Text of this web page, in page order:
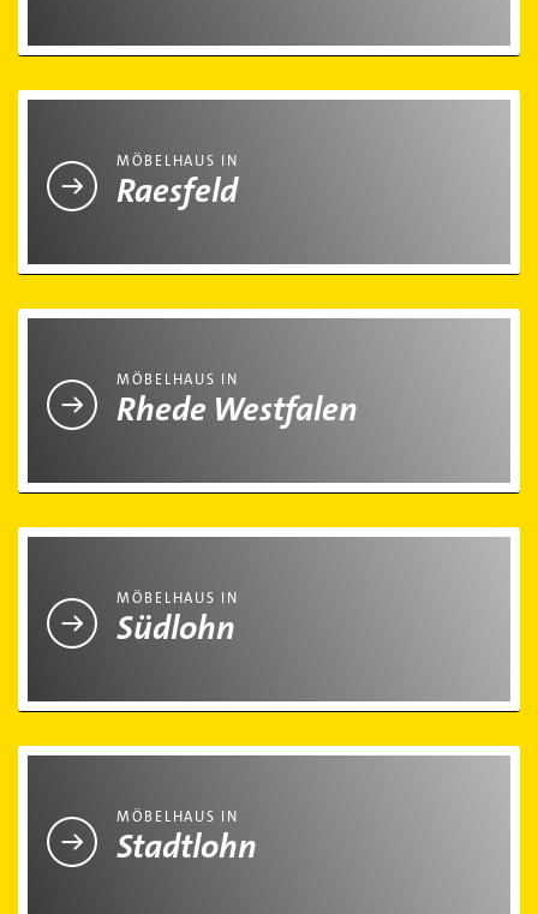
MÖBELHAUS IN
Raesfeld
MÖBELHAUS IN
Rhede Westfalen
MÖBELHAUS IN
Südlohn
MÖBELHAUS IN
Stadtlohn